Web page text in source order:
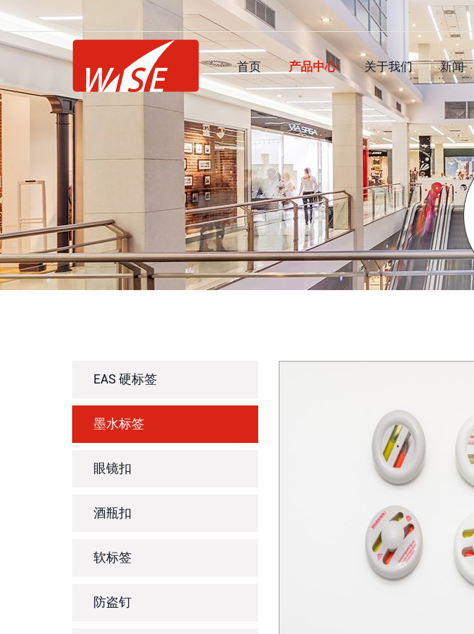
首页 产品中心 关于我们 新闻
EAS 硬标签
墨水标签
眼镜扣
酒瓶扣
软标签
防盗钉